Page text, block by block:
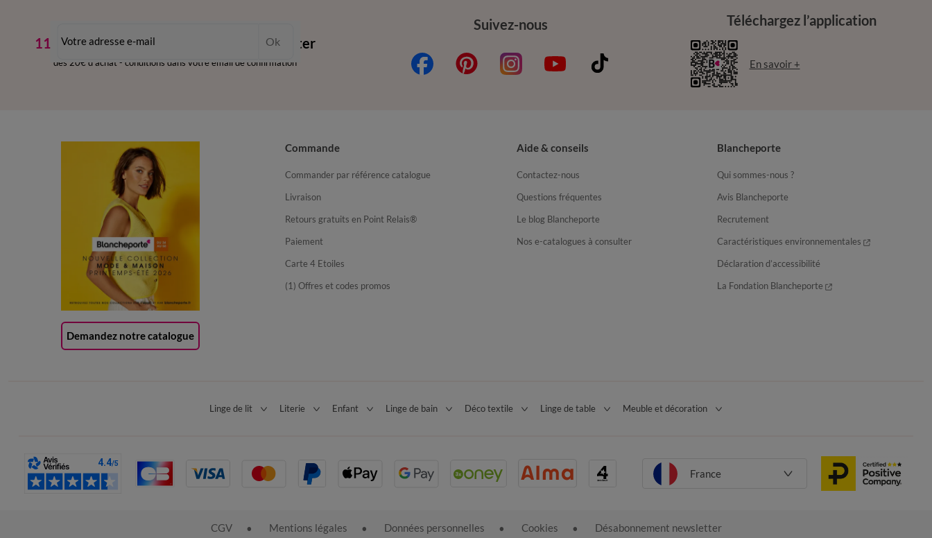
11€ Offertsen vous inscrivant à la newsletter
dès 20€ d’achat - conditions dans votre email de confirmation
Ok
Suivez-nous Téléchargez l’application
En savoir +
Demandez notre catalogue
Commande
Commander par référence catalogue
Livraison
Retours gratuits en Point Relais®
Paiement
Carte 4 Etoiles
(1) Offres et codes promos
Aide & conseils
Contactez-nous
Questions fréquentes
Le blog Blancheporte
Nos e-catalogues à consulter
Blancheporte
Qui sommes-nous ?
Avis Blancheporte
Recrutement
Caractéristiques environnementales
Déclaration d’accessibilité
La Fondation Blancheporte
Linge de lit Literie Enfant Linge de bain Déco textile Linge de table Meuble et décoration
France
CGV Mentions légales Données personnelles Cookies Désabonnement newsletter